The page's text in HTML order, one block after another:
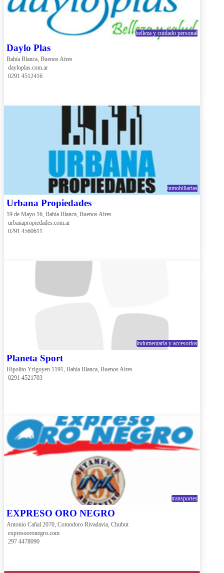
belleza y cuidado personal
Daylo Plas
Bahía Blanca, Buenos Aires
dayloplas.com.ar
0291 4512416
inmobiliarias
Urbana Propiedades
19 de Mayo 16, Bahía Blanca, Buenos Aires
urbanapropiedades.com.ar
0291 4560611
indumentaria y accesorios
Planeta Sport
Hipolito Yrigoyen 1191, Bahía Blanca, Buenos Aires
0291 4521703
transportes
EXPRESO ORO NEGRO
Antonio Cañal 2070, Comodoro Rivadavia, Chubut
expresooronegro.com
297 4478090